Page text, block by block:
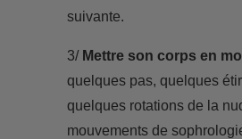
suivante.
3/ Mettre son corps en
quelques pas, quelques
quelques rotations de la
mouvements de